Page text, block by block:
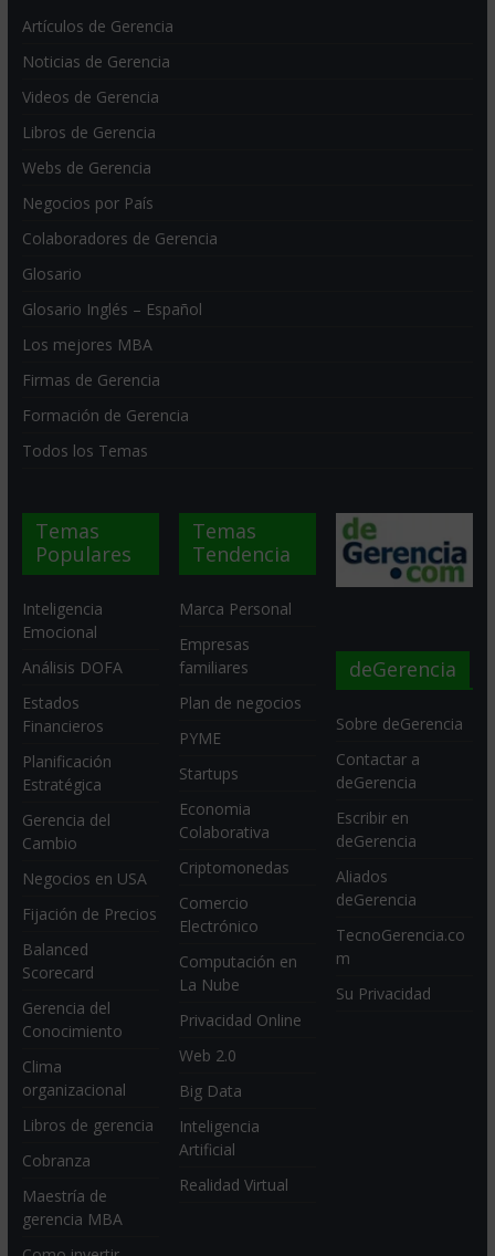
Artículos de Gerencia
Noticias de Gerencia
Videos de Gerencia
Libros de Gerencia
Webs de Gerencia
Negocios por País
Colaboradores de Gerencia
Glosario
Glosario Inglés – Español
Los mejores MBA
Firmas de Gerencia
Formación de Gerencia
Todos los Temas
Temas
Populares
Inteligencia
Emocional
Análisis DOFA
Estados
Financieros
Planificación
Estratégica
Gerencia del
Cambio
Negocios en USA
Fijación de Precios
Balanced
Scorecard
Gerencia del
Conocimiento
Clima
organizacional
Libros de gerencia
Cobranza
Maestría de
gerencia MBA
Temas
Tendencia
Marca Personal
Empresas
familiares
Plan de negocios
PYME
Startups
Economia
Colaborativa
Criptomonedas
Comercio
Electrónico
Computación en
La Nube
Privacidad Online
Web 2.0
Big Data
Inteligencia
Artificial
Realidad Virtual
deGerencia
Sobre deGerencia
Contactar a
deGerencia
Escribir en
deGerencia
Aliados
deGerencia
TecnoGerencia.co
m
Su Privacidad